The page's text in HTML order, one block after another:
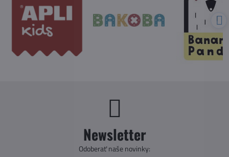
Newsletter
Odoberať naše novinky: